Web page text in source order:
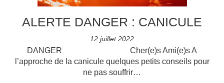
ALERTE DANGER : CANICULE
12 juillet 2022
DANGER Cher(e)s Ami(e)s A
l’approche de la canicule quelques petits conseils pour
ne pas souffrir…